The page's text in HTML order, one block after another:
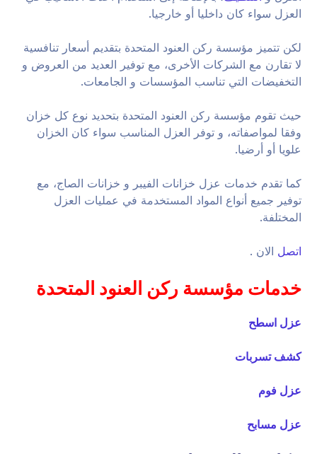
العزل سواء كان داخليا أو خارجيا.
لكن تتميز مؤسسة ركن العنود المتحدة بتقديم أسعار تنافسية
لا تقارن مع الشركات الأخرى، مع توفير العديد من العروض و
التخفيضات التي تناسب المؤسسات و الجامعات.
حيث تقوم مؤسسة ركن العنود المتحدة بتحديد نوع كل خزان
وفقا لمواصفاته، و توفر العزل المناسب سواء كان الخزان
علويا أو أرضيا.
كما تقدم خدمات عزل خزانات الفيبر و خزانات الصاج، مع
توفير جميع أنواع المواد المستخدمة في عمليات العزل
المختلفة.
اتصل الان .
خدمات مؤسسة ركن العنود المتحدة
عزل اسطح
كشف تسربات
عزل فوم
عزل مسابح